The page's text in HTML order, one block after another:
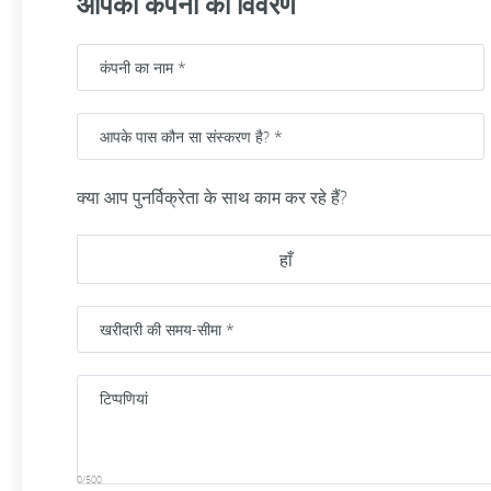
क्या आप पुनर्विक्रेता के साथ काम कर रहे हैं?
हाँ
0/500